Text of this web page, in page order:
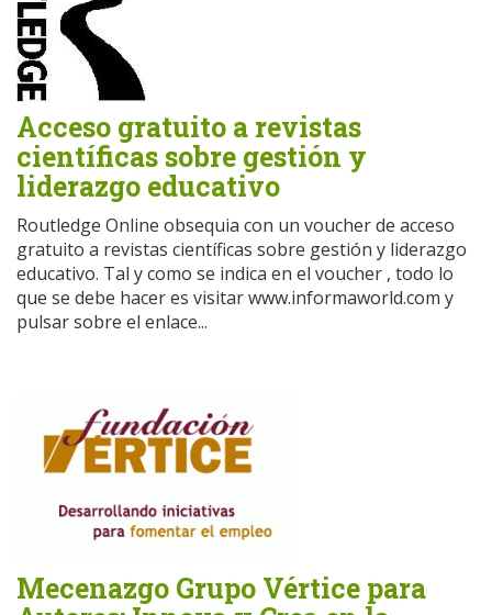
Acceso gratuito a revistas
científicas sobre gestión y
liderazgo educativo
Routledge Online obsequia con un voucher de acceso
gratuito a revistas científicas sobre gestión y liderazgo
educativo. Tal y como se indica en el voucher , todo lo
que se debe hacer es visitar www.informaworld.com y
pulsar sobre el enlace...
Mecenazgo Grupo Vértice para